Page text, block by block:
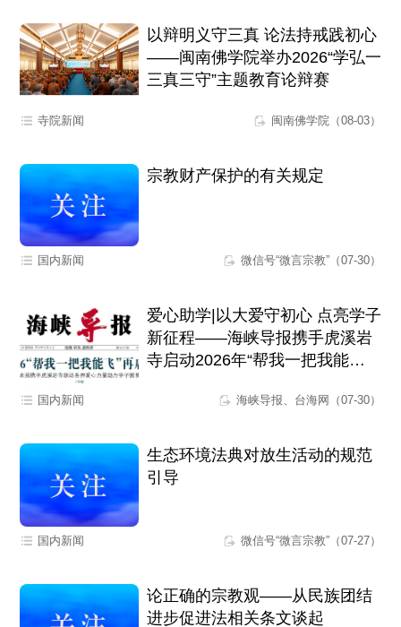
以辩明义守三真 论法持戒践初心
——闽南佛学院举办2026“学弘一
三真三守”主题教育论辩赛
闽南佛学院（08-03）
寺院新闻
宗教财产保护的有关规定
微信号“微言宗教”（07-30）
国内新闻
爱心助学|以大爱守初心 点亮学子
新征程——海峡导报携手虎溪岩
寺启动2026年“帮我一把我能
海峡导报、台海网（07-30）
国内新闻
生态环境法典对放生活动的规范
引导
微信号“微言宗教”（07-27）
国内新闻
论正确的宗教观——从民族团结
进步促进法相关条文谈起